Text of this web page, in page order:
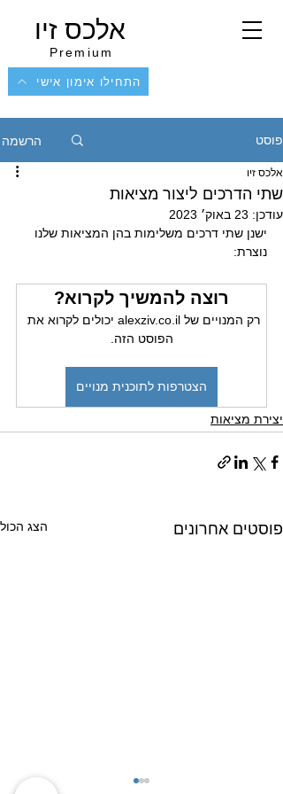
אלכס זיו
Premium
התחילו אימון אישי
פוסט הרשמה
שתי הדרכים ליצור מציאות
אלכס זיו
עודכן: 23 באוק׳ 2023
ישנן שתי דרכים משלימות בהן המציאות שלנו
נוצרת:
רוצה להמשיך לקרוא?
רק המנויים של alexziv.co.il יכולים לקרוא את
הפוסט הזה.
הצטרפות לתוכנית מנויים
יצירת מציאות
פוסטים אחרונים הצג הכול